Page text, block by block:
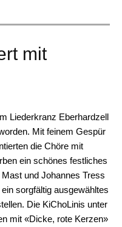
mit
Liederkranz Eberhardzell
Mit feinem Gespür
die Chöre mit
ein schönes festliches
und Johannes Tress
sorgfältig ausgewähltes
Die KiChoLinis unter
mit «Dicke, rote Kerzen»